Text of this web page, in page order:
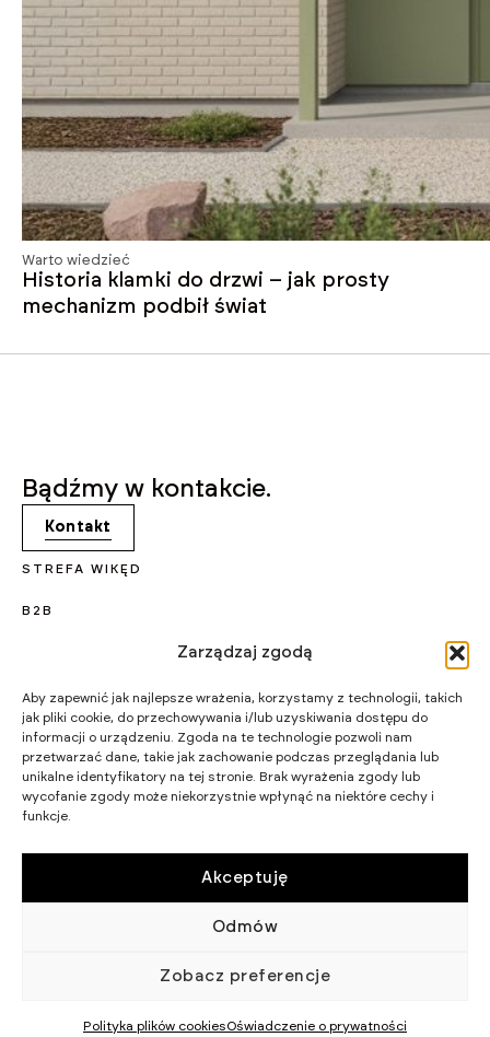
Zarządzaj zgodą
Aby zapewnić jak najlepsze wrażenia, korzystamy z technologii, takich
jak pliki cookie, do przechowywania i/lub uzyskiwania dostępu do
informacji o urządzeniu. Zgoda na te technologie pozwoli nam
przetwarzać dane, takie jak zachowanie podczas przeglądania lub
unikalne identyfikatory na tej stronie. Brak wyrażenia zgody lub
wycofanie zgody może niekorzystnie wpłynąć na niektóre cechy i
funkcje.
Akceptuję
Odmów
Zobacz preferencje
Polityka plików cookiesOświadczenie o prywatności
Warto wiedzieć
Historia klamki do drzwi – jak prosty
mechanizm podbił świat
Bądźmy w kontakcie.
Kontakt
STREFA WIKĘD
B2B
PROJEKTY UNIJNE
CERTYFIKATY I PROGRAMY
STRATEGIA PODATKOWA
WIKĘD SP. Z O.O.
84-242 LUZINO
© 2002 - 2026 WIKĘD SP. Z O. POLITYKA
PRYWATNOŚCI